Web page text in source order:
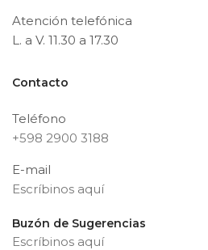
Atención telefónica
L. a V. 11.30 a 17.30
Contacto
Teléfono
+598 2900 3188
E-mail
Escríbinos aquí
Buzón de Sugerencias
Escríbinos aquí